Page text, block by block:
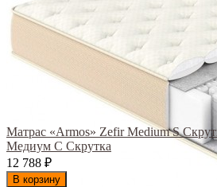
Матрас «Armos» Zefir Medium S
Медиум С Скрутка
12 788 ₽
В корзину